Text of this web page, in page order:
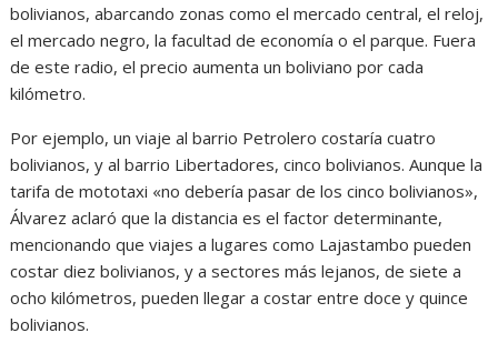
bolivianos, abarcando zonas como el mercado central, el reloj,
el mercado negro, la facultad de economía o el parque. Fuera
de este radio, el precio aumenta un boliviano por cada
kilómetro.
Por ejemplo, un viaje al barrio Petrolero costaría cuatro
bolivianos, y al barrio Libertadores, cinco bolivianos. Aunque la
tarifa de mototaxi «no debería pasar de los cinco bolivianos»,
Álvarez aclaró que la distancia es el factor determinante,
mencionando que viajes a lugares como Lajastambo pueden
costar diez bolivianos, y a sectores más lejanos, de siete a
ocho kilómetros, pueden llegar a costar entre doce y quince
bolivianos.